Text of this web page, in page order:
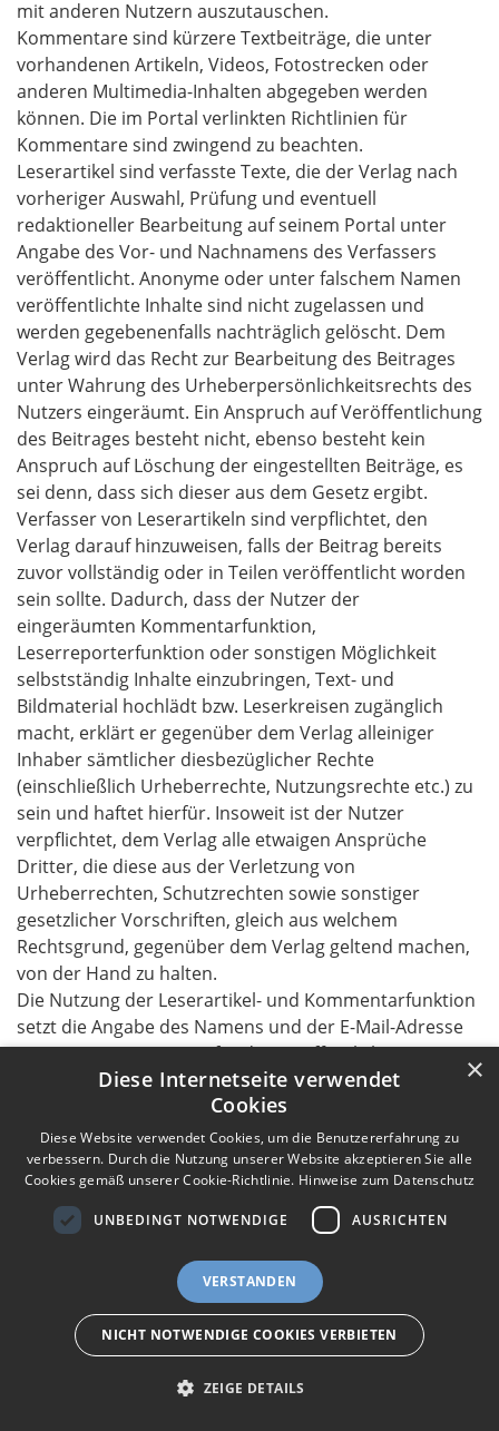
mit anderen Nutzern auszutauschen.
Kommentare sind kürzere Textbeiträge, die unter
vorhandenen Artikeln, Videos, Fotostrecken oder
anderen Multimedia-Inhalten abgegeben werden
können. Die im Portal verlinkten Richtlinien für
Kommentare sind zwingend zu beachten.
Leserartikel sind verfasste Texte, die der Verlag nach
vorheriger Auswahl, Prüfung und eventuell
redaktioneller Bearbeitung auf seinem Portal unter
Angabe des Vor- und Nachnamens des Verfassers
veröffentlicht. Anonyme oder unter falschem Namen
veröffentlichte Inhalte sind nicht zugelassen und
werden gegebenenfalls nachträglich gelöscht. Dem
Verlag wird das Recht zur Bearbeitung des Beitrages
unter Wahrung des Urheberpersönlichkeitsrechts des
Nutzers eingeräumt. Ein Anspruch auf Veröffentlichung
des Beitrages besteht nicht, ebenso besteht kein
Anspruch auf Löschung der eingestellten Beiträge, es
sei denn, dass sich dieser aus dem Gesetz ergibt.
Verfasser von Leserartikeln sind verpflichtet, den
Verlag darauf hinzuweisen, falls der Beitrag bereits
zuvor vollständig oder in Teilen veröffentlicht worden
sein sollte. Dadurch, dass der Nutzer der
eingeräumten Kommentarfunktion,
Leserreporterfunktion oder sonstigen Möglichkeit
selbstständig Inhalte einzubringen, Text- und
Bildmaterial hochlädt bzw. Leserkreisen zugänglich
macht, erklärt er gegenüber dem Verlag alleiniger
Inhaber sämtlicher diesbezüglicher Rechte
(einschließlich Urheberrechte, Nutzungsrechte etc.) zu
sein und haftet hierfür. Insoweit ist der Nutzer
verpflichtet, dem Verlag alle etwaigen Ansprüche
Dritter, die diese aus der Verletzung von
Urheberrechten, Schutzrechten sowie sonstiger
gesetzlicher Vorschriften, gleich aus welchem
Rechtsgrund, gegenüber dem Verlag geltend machen,
von der Hand zu halten.
Die Nutzung der Leserartikel- und Kommentarfunktion
setzt die Angabe des Namens und der E-Mail-Adresse
voraus. Voraussetzung für die Veröffentlichung von
Leserartikeln ist zudem die Angabe des Vor- und
Nachnamens sowie der postalischen Adresse. Die
postalische Adresse wird ausschließlich für eventuelle
redaktionelle Rückfragen benötigt. Die Nutzung der
Leserartikel- und Kommentarfunktion darf nicht zu
geschäftlichen, gewerblichen oder sonstigen
kommerziellen Zwecken oder Versendung
unerwünschter Werbung genutzt werden. Es ist
untersagt, Inhalte oder Abbildungen einzustellen, die
die Rechte Dritter verletzen und/oder gegen geltendes
Zivil- oder Strafrecht verstoßen. Äußerungen in
Leserkommentaren oder Leserartikel geben nicht die
Auffassung des Verlages wieder. Der Verlag macht sich
Nutzungsbedingungen Datenschutz
Barriere melden
m
A
c
e
Accessibility-Modus aktivieren
I
m
K
Kontrastmodus aktivieren
eigenes Gedenkportal erstellen
×
Diese Internetseite verwendet
Cookies
Diese Website verwendet Cookies, um die Benutzererfahrung zu
verbessern. Durch die Nutzung unserer Website akzeptieren Sie alle
Cookies gemäß unserer Cookie-Richtlinie. Hinweise zum Datenschutz
UNBEDINGT NOTWENDIGE AUSRICHTEN
VERSTANDEN
NICHT NOTWENDIGE COOKIES VERBIETEN
ZEIGE DETAILS